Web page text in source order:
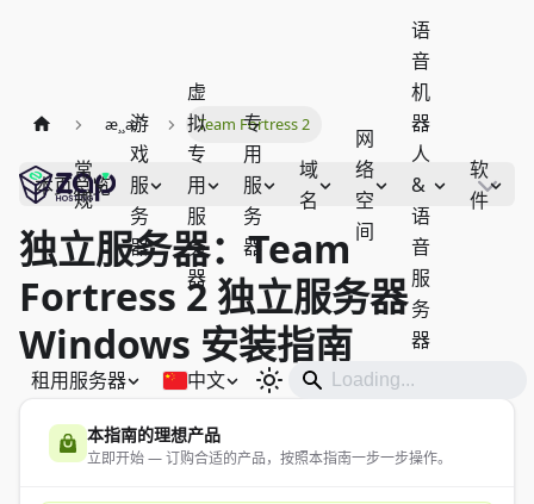
常
规
游
戏
服
务
器
虚
拟
专
用
服
务
器
专
用
服
务
器
域
名
网
络
空
间
语
音
机
器
人
&
语
音
服
务
器
软
件
租用服务器 中文
æ¸¸æˆ Team Fortress 2
本页总览
独立服务器：Team
Fortress 2 独立服务器
Windows 安装指南
本指南的理想产品
立即开始 — 订购合适的产品，按照本指南一步一步操作。